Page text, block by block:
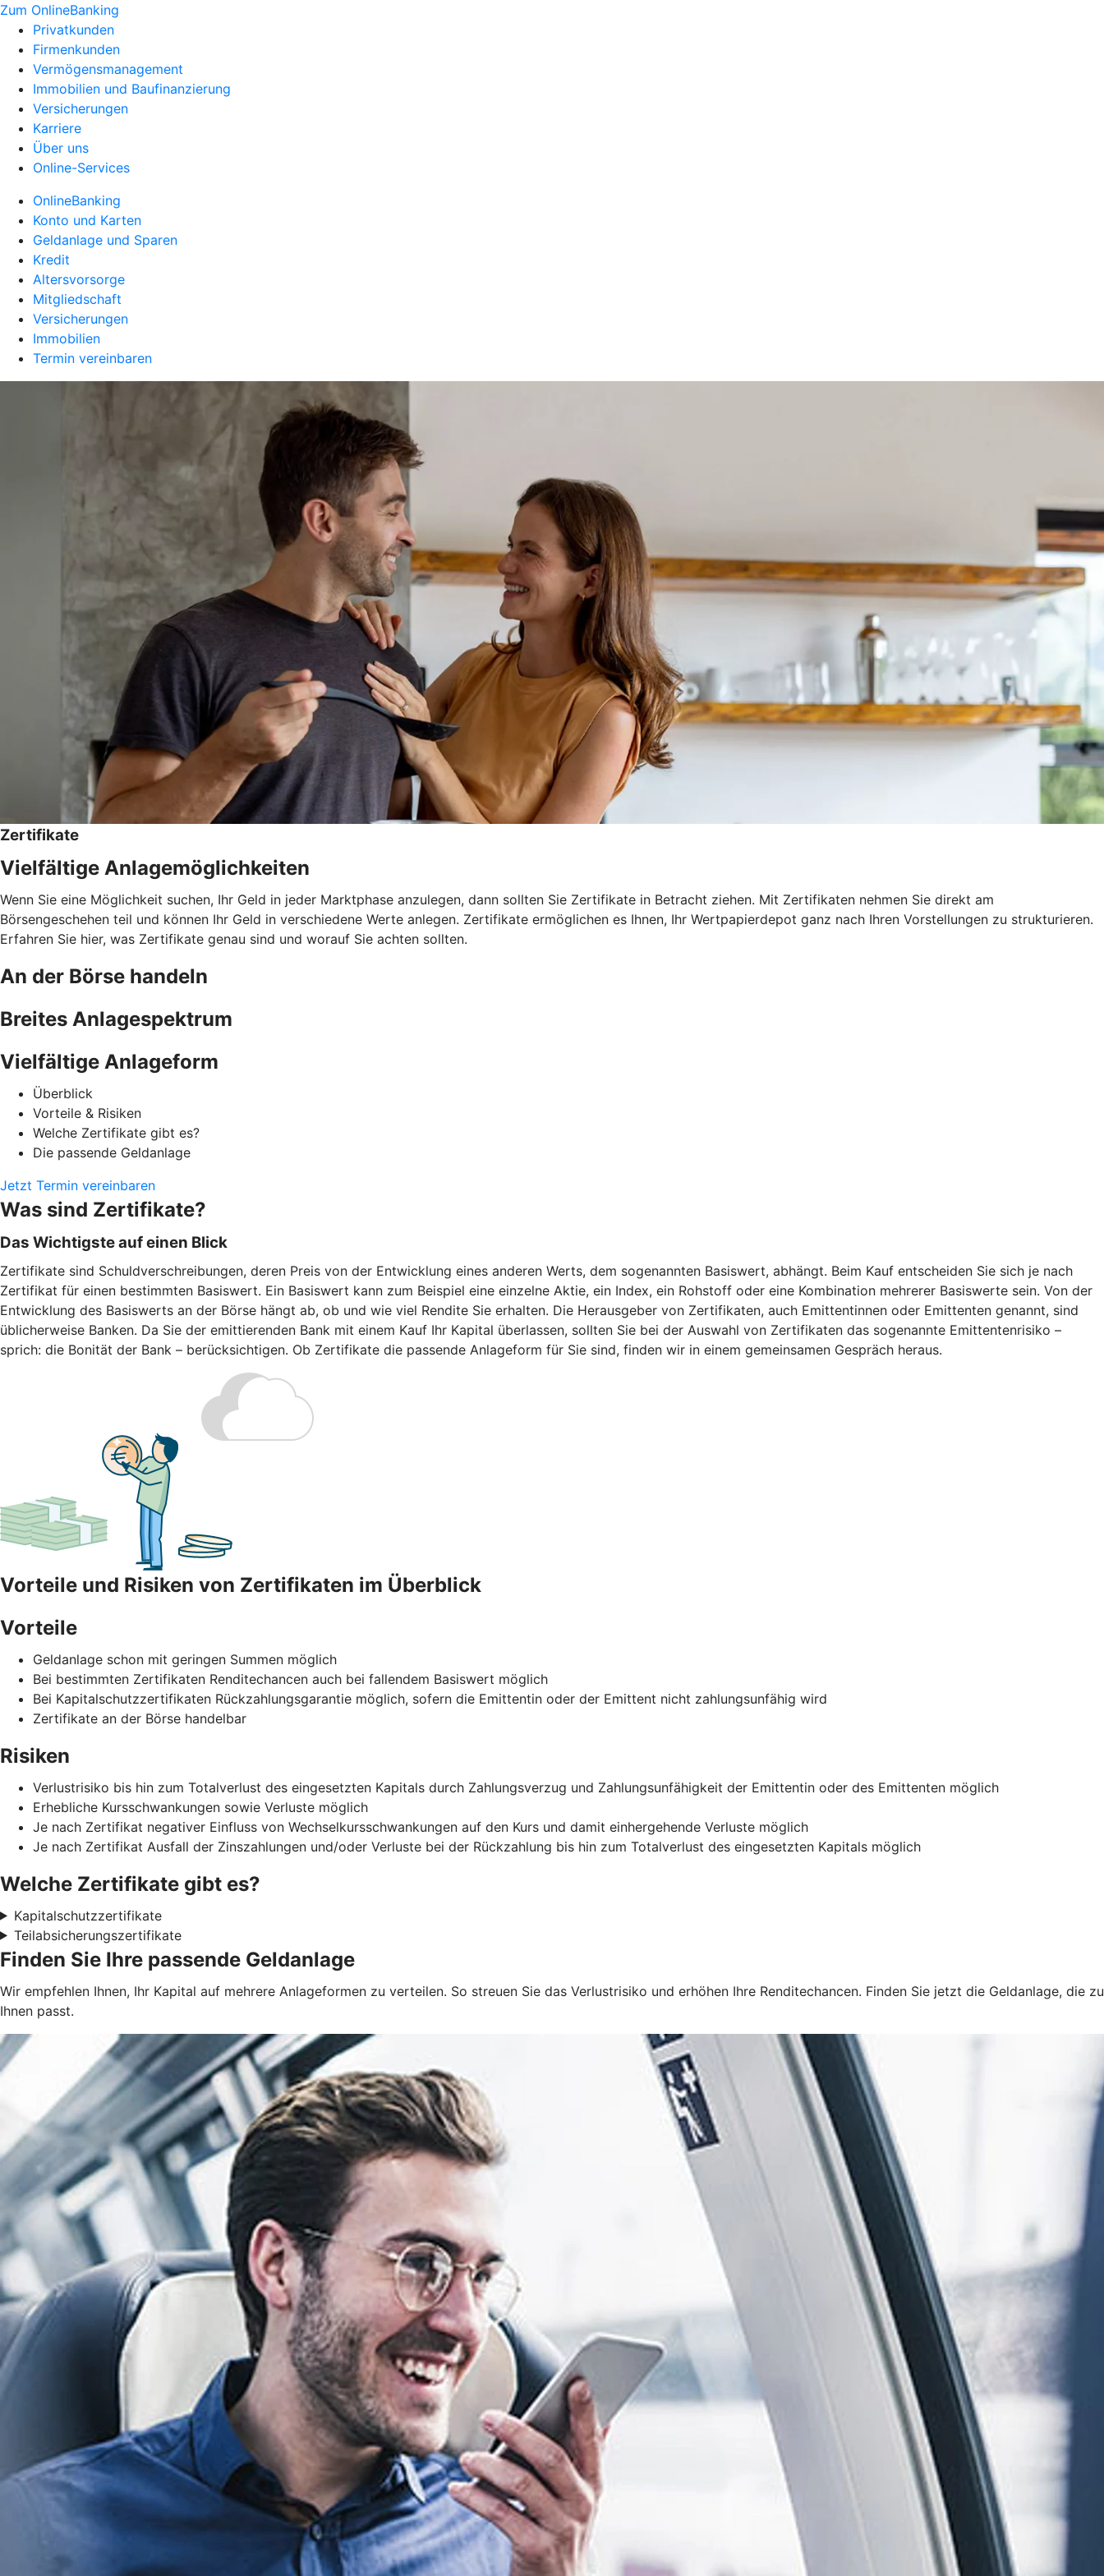
Zum OnlineBanking
Privatkunden
Firmenkunden
Vermögensmanagement
Immobilien und Baufinanzierung
Versicherungen
Karriere
Über uns
Online-Services
OnlineBanking
Konto und Karten
Geldanlage und Sparen
Kredit
Altersvorsorge
Mitgliedschaft
Versicherungen
Immobilien
Termin vereinbaren
Zertifikate
Vielfältige Anlagemöglichkeiten
Wenn Sie eine Möglichkeit suchen, Ihr Geld in jeder Marktphase anzulegen, dann sollten Sie Zertifikate in Betracht ziehen. Mit Zertifikaten nehmen Sie direkt am
Börsengeschehen teil und können Ihr Geld in verschiedene Werte anlegen. Zertifikate ermöglichen es Ihnen, Ihr Wertpapierdepot ganz nach Ihren Vorstellungen zu strukturieren.
Erfahren Sie hier, was Zertifikate genau sind und worauf Sie achten sollten.
An der Börse handeln
Breites Anlagespektrum
Vielfältige Anlageform
Überblick
Vorteile & Risiken
Welche Zertifikate gibt es?
Die passende Geldanlage
Jetzt Termin vereinbaren
Was sind Zertifikate?
Das Wichtigste auf einen Blick
Zertifikate sind Schuldverschreibungen, deren Preis von der Entwicklung eines anderen Werts, dem sogenannten Basiswert, abhängt. Beim Kauf entscheiden Sie sich je nach
Zertifikat für einen bestimmten Basiswert. Ein Basiswert kann zum Beispiel eine einzelne Aktie, ein Index, ein Rohstoff oder eine Kombination mehrerer Basiswerte sein. Von der
Entwicklung des Basiswerts an der Börse hängt ab, ob und wie viel Rendite Sie erhalten. Die Herausgeber von Zertifikaten, auch Emittentinnen oder Emittenten genannt, sind
üblicherweise Banken. Da Sie der emittierenden Bank mit einem Kauf Ihr Kapital überlassen, sollten Sie bei der Auswahl von Zertifikaten das sogenannte Emittentenrisiko –
sprich: die Bonität der Bank – berücksichtigen. Ob Zertifikate die passende Anlageform für Sie sind, finden wir in einem gemeinsamen Gespräch heraus.
Vorteile und Risiken von Zertifikaten im Überblick
Vorteile
Geldanlage schon mit geringen Summen möglich
Bei bestimmten Zertifikaten Renditechancen auch bei fallendem Basiswert möglich
Bei Kapitalschutzzertifikaten Rückzahlungsgarantie möglich, sofern die Emittentin oder der Emittent nicht zahlungsunfähig wird
Zertifikate an der Börse handelbar
Risiken
Verlustrisiko bis hin zum Totalverlust des eingesetzten Kapitals durch Zahlungsverzug und Zahlungsunfähigkeit der Emittentin oder des Emittenten möglich
Erhebliche Kursschwankungen sowie Verluste möglich
Je nach Zertifikat negativer Einfluss von Wechselkursschwankungen auf den Kurs und damit einhergehende Verluste möglich
Je nach Zertifikat Ausfall der Zinszahlungen und/oder Verluste bei der Rückzahlung bis hin zum Totalverlust des eingesetzten Kapitals möglich
Welche Zertifikate gibt es?
Kapitalschutzzertifikate
Teilabsicherungszertifikate
Finden Sie Ihre passende Geldanlage
Wir empfehlen Ihnen, Ihr Kapital auf mehrere Anlageformen zu verteilen. So streuen Sie das Verlustrisiko und erhöhen Ihre Renditechancen. Finden Sie jetzt die Geldanlage, die zu
Ihnen passt.